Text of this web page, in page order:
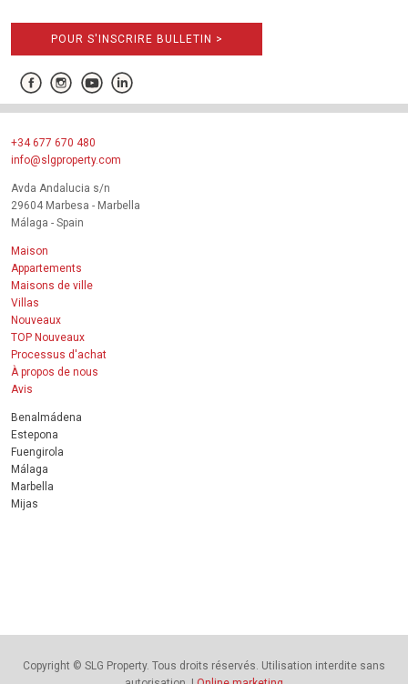
POUR S'INSCRIRE BULLETIN >
+34 677 670 480
info@slgproperty.com
Avda Andalucia s/n
29604 Marbesa - Marbella
Málaga - Spain
Maison
Appartements
Maisons de ville
Villas
Nouveaux
TOP Nouveaux
Processus d'achat
À propos de nous
Avis
Benalmádena
Estepona
Fuengirola
Málaga
Marbella
Mijas
Copyright © SLG Property. Tous droits réservés. Utilisation interdite sans